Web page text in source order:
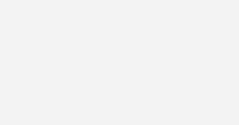
Neue
erobern
mit knapp sieben oder etwas
Einsatz. Erste Bestellungen